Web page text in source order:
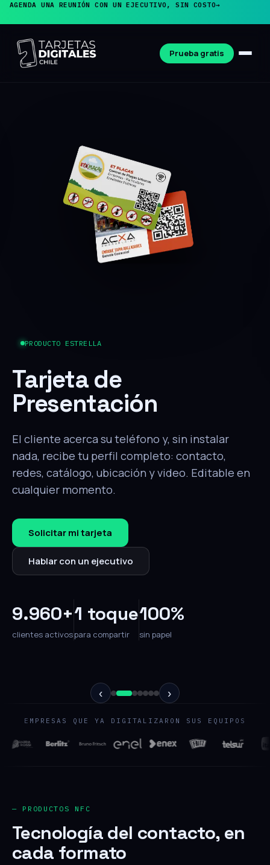
AGENDA UNA REUNIÓN CON UN EJECUTIVO, SIN COSTO→
Prueba gratis
PRODUCTO ESTRELLA
Tarjeta de
Presentación
El cliente acerca su teléfono y, sin instalar
nada, recibe tu perfil completo: contacto,
redes, catálogo, ubicación y video. Editable en
cualquier momento.
Solicitar mi tarjeta
Hablar con un ejecutivo
9.960+
clientes activos
1 toque
para compartir
100%
sin papel
‹ ›
EMPRESAS QUE YA DIGITALIZARON SUS EQUIPOS
— PRODUCTOS NFC
Tecnología del contacto, en
cada formato